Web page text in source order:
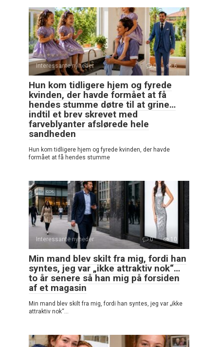
Interessante nyheder 0 6
Hun kom tidligere hjem og fyrede
kvinden, der havde formået at få
hendes stumme døtre til at grine…
indtil et brev skrevet med
farveblyanter afslørede hele
sandheden
Hun kom tidligere hjem og fyrede kvinden, der havde
formået at få hendes stumme
Interessante nyheder 0 10
Min mand blev skilt fra mig, fordi han
syntes, jeg var „ikke attraktiv nok“…
to år senere så han mig på forsiden
af et magasin
Min mand blev skilt fra mig, fordi han syntes, jeg var „ikke
attraktiv nok“…